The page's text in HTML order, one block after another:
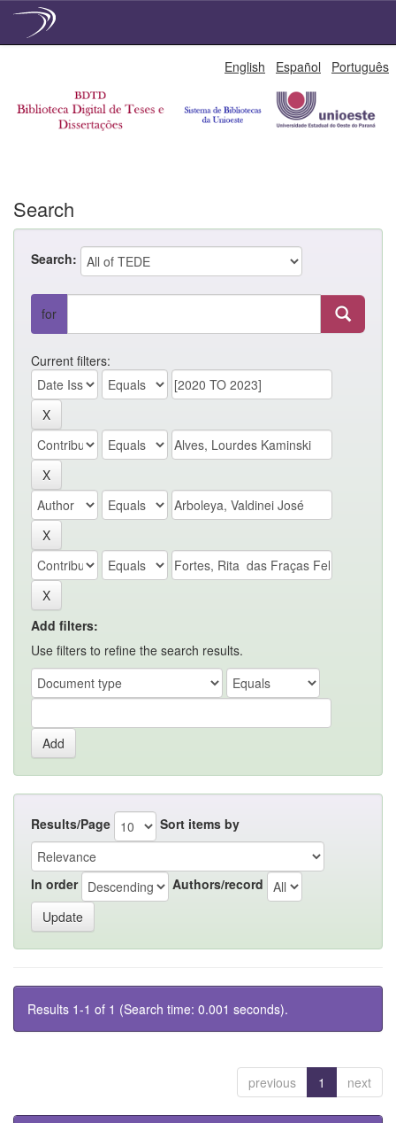
English Español Português
Search
Search:
for
Current filters:
Add filters:
Use filters to refine the search results.
Results/Page Sort items by
In order Authors/record
Results 1-1 of 1 (Search time: 0.001 seconds).
previous 1 next